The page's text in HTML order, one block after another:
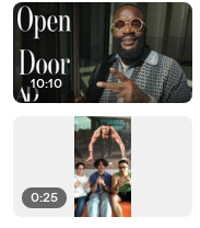
10:10
0:25